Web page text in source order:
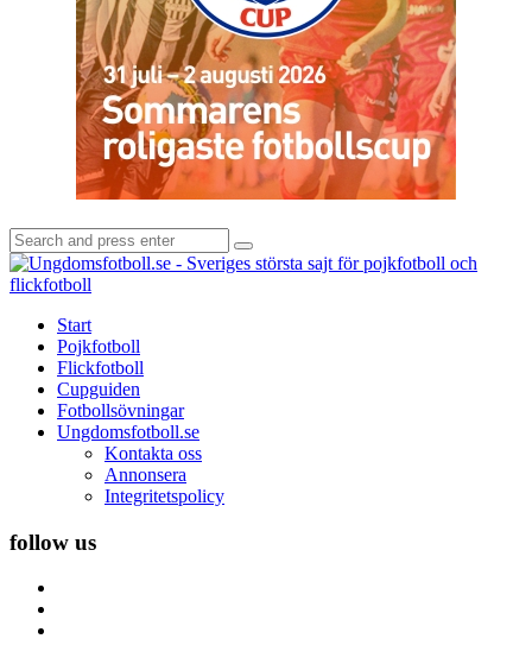
Search
for:
Search
Start
Pojkfotboll
Flickfotboll
Cupguiden
Fotbollsövningar
Ungdomsfotboll.se
Kontakta oss
Annonsera
Integritetspolicy
follow us